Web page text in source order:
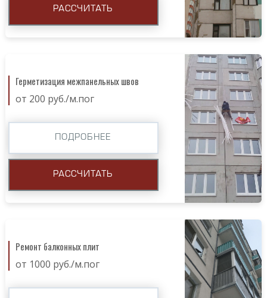
РАССЧИТАТЬ
Герметизация межпанельных швов
от 200 руб./м.пог
ПОДРОБНЕЕ
РАССЧИТАТЬ
Ремонт балконных плит
от 1000 руб./м.пог